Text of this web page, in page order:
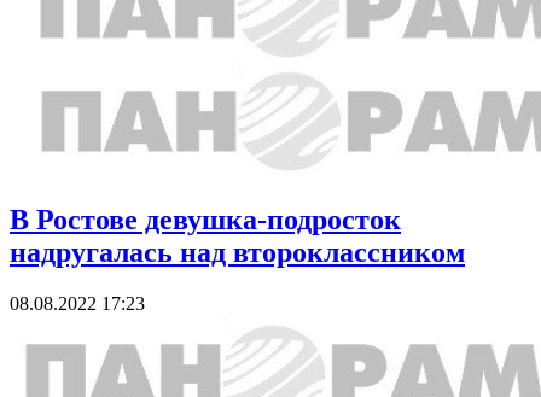
В Ростове девушка-подросток
надругалась над второклассником
08.08.2022 17:23